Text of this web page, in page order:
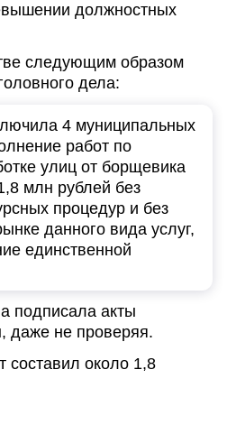
должностных
следующим образом
дела:
4 муниципальных
работ по
улиц от борщевика
млн рублей без
процедур и без
данного вида услуг,
единственной
подписала акты
даже не проверяя.
около 1,8